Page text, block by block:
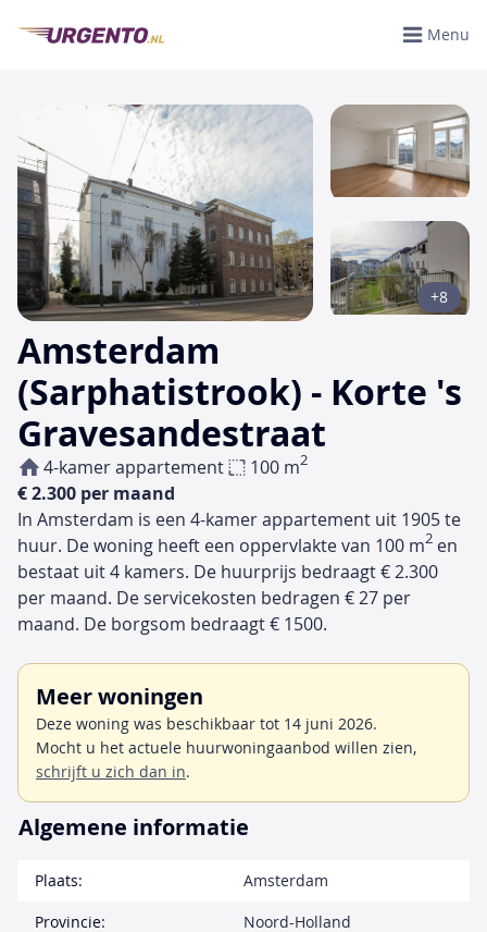
Menu
Amsterdam
(Sarphatistrook) - Korte 's
Gravesandestraat
4-kamer appartement 100 m2
€ 2.300 per maand
+8
In Amsterdam is een 4-kamer appartement uit 1905 te
huur. De woning heeft een oppervlakte van 100 m2 en
bestaat uit 4 kamers. De huurprijs bedraagt € 2.300
per maand. De servicekosten bedragen € 27 per
maand. De borgsom bedraagt € 1500.
Meer woningen
Deze woning was beschikbaar tot 14 juni 2026.
Mocht u het actuele huurwoningaanbod willen zien,
schrijft u zich dan in.
Algemene informatie
Plaats:
Amsterdam
Provincie:
Noord-Holland